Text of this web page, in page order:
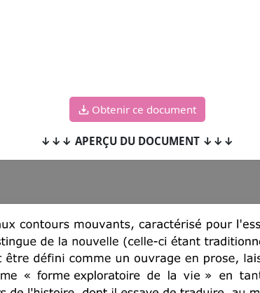
Obtenir ce document
↓↓↓ APERÇU DU DOCUMENT ↓↓↓